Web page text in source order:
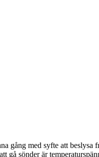
gång med syfte att
gå sönder är